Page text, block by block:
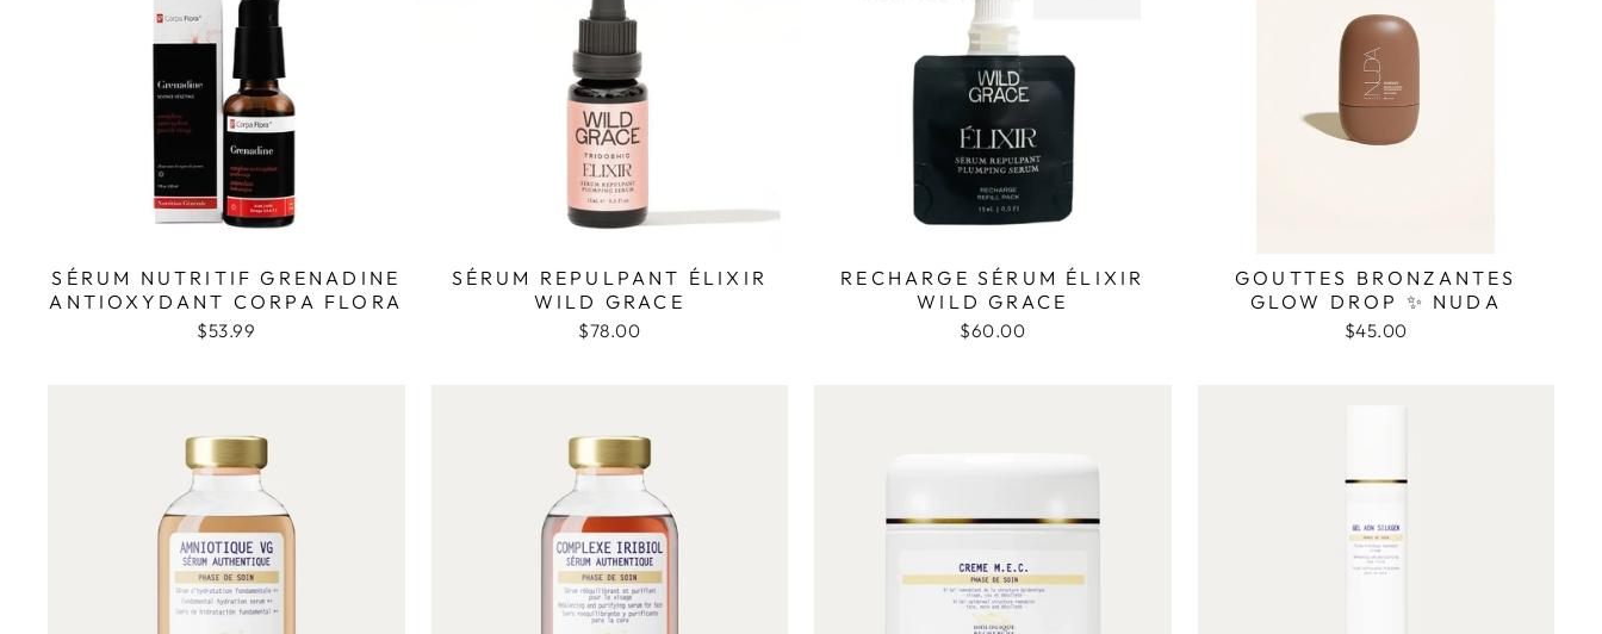
INFOLETTRE
SÉRUM NUTRITIF GRENADINE
ANTIOXYDANT CORPA FLORA
$53.99
SÉRUM REPULPANT ÉLIXIR
WILD GRACE
$78.00
RECHARGE SÉRUM ÉLIXIR
WILD GRACE
$60.00
GOUTTES BRONZANTES
GLOW DROP ✨ NUDA
$45.00